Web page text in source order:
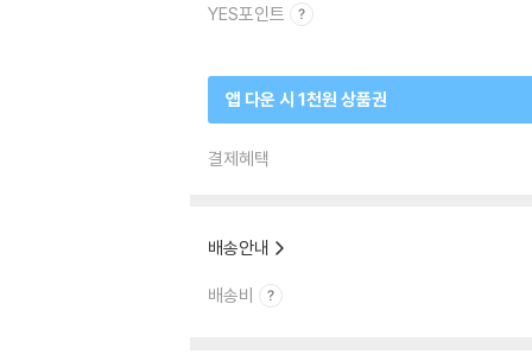
YES포인트
앱 다운 시 1천원 상품권
결제혜택
배송안내
배송비